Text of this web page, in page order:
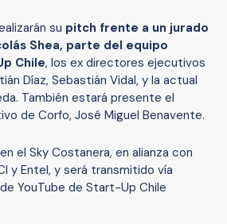
su pitch frente a un jurado
Shea, parte del equipo
Chile, los ex directores ejecutivos
Díaz, Sebastián Vidal, y la actual
También estará presente el
de Corfo, José Miguel Benavente.
el Sky Costanera, en alianza con
y Entel, y será transmitido vía
YouTube de Start-Up Chile